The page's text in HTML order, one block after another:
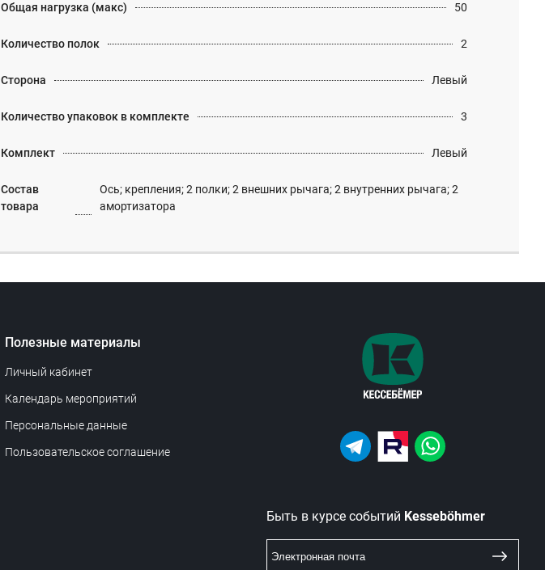
Общая нагрузка (макс) 50
Количество полок 2
Сторона Левый
Количество упаковок в комплекте 3
Комплект Левый
Состав
товара
Ось; крепления; 2 полки; 2 внешних рычага; 2 внутренних рычага; 2
амортизатора
Полезные материалы
Личный кабинет
Календарь мероприятий
Персональные данные
Пользовательское соглашение
Быть в курсе событий Kesseböhmer